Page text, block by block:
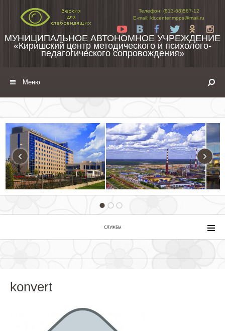
Телефон: (813-68)587-12
E-mail: kir.center.mpps@mail.ru
Yt
Tw
МУНИЦИПАЛЬНОЕ АВТОНОМНОЕ УЧРЕЖДЕНИЕ
«Киришский центр методического и психолого-
педагогического сопровождения»
Меню
‹ ›
СЛУЖБЫ
konvert